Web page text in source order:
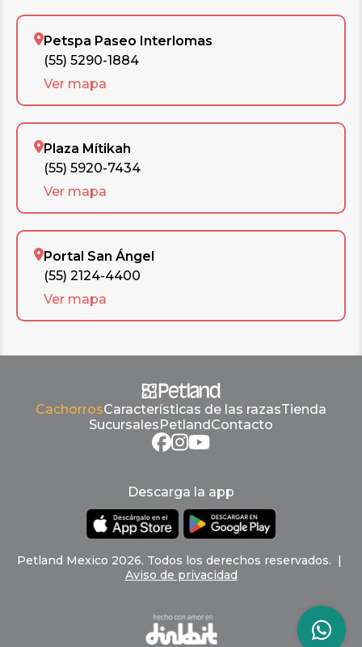
Petspa Paseo Interlomas
(55) 5290-1884
Ver mapa
Plaza Mítikah
(55) 5920-7434
Ver mapa
Portal San Ángel
(55) 2124-4400
Ver mapa
CachorrosCaracterísticas de las razasTienda
Sucursales Petland Contacto
Descarga la app
Petland Mexico 2026. Todos los derechos reservados. |
Aviso de privacidad